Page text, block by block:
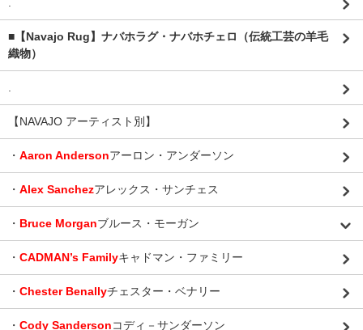
■【Navajo Rug】ナバホラグ・ナバホチェロ（伝統工芸の羊毛
織物）
【NAVAJO アーティスト別】
・ Aaron Andersonアーロン・アンダーソン
・ Alex Sanchezアレックス・サンチェス
・ Bruce Morganブルース・モーガン
・ CADMAN’s Familyキャドマン・ファミリー
・ Chester Benallyチェスター・ベナリー
・ Cody Sandersonコディ－サンダーソン